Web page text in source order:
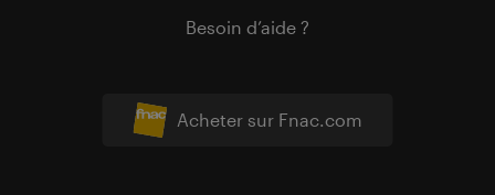
Acheter sur Fnac.com
Besoin d’aide ?